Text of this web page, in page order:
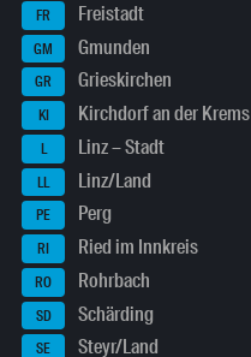
FR Freistadt
GM Gmunden
GR Grieskirchen
KI Kirchdorf an der Krems
L Linz – Stadt
LL Linz/Land
PE Perg
RI Ried im Innkreis
RO Rohrbach
SD Schärding
SE Steyr/Land